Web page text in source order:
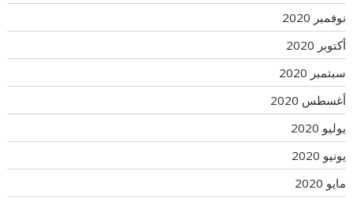
نوفمبر 2020
أكتوبر 2020
سبتمبر 2020
أغسطس 2020
يوليو 2020
يونيو 2020
مايو 2020